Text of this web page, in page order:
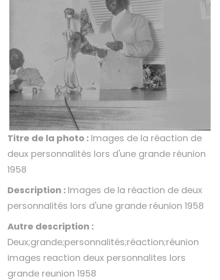
Titre de la photo : Images de la réaction de
deux personnalités lors d'une grande réunion
1958
Description : Images de la réaction de deux
personnalités lors d'une grande réunion 1958
Autre description :
Deux;grande;personnalités;réaction;réunion
images reaction deux personnalites lors
grande reunion 1958